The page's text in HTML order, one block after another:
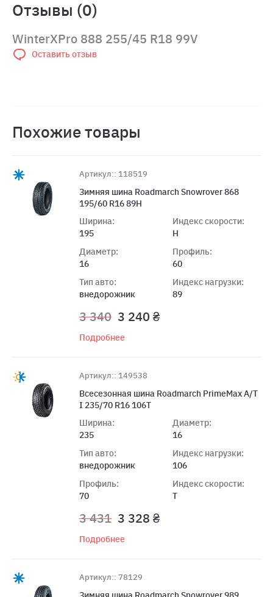
Отзывы (0)
WinterXPro 888 255/45 R18 99V
Оставить отзыв
Похожие товары
Артикул:: 118519
Зимняя шина Roadmarch Snowrover 868
195/60 R16 89H
Ширина:
195
Диаметр:
16
Тип авто:
внедорожник
Индекс скорости:
H
Профиль:
60
Индекс нагрузки:
89
3 340 3 240 ₴
Подробнее
Артикул:: 149538
Всесезонная шина Roadmarch PrimeMax A/T
I 235/70 R16 106T
Ширина:
235
Тип авто:
внедорожник
Профиль:
70
Диаметр:
16
Индекс нагрузки:
106
Индекс скорости:
T
3 431 3 328 ₴
Подробнее
Артикул:: 78129